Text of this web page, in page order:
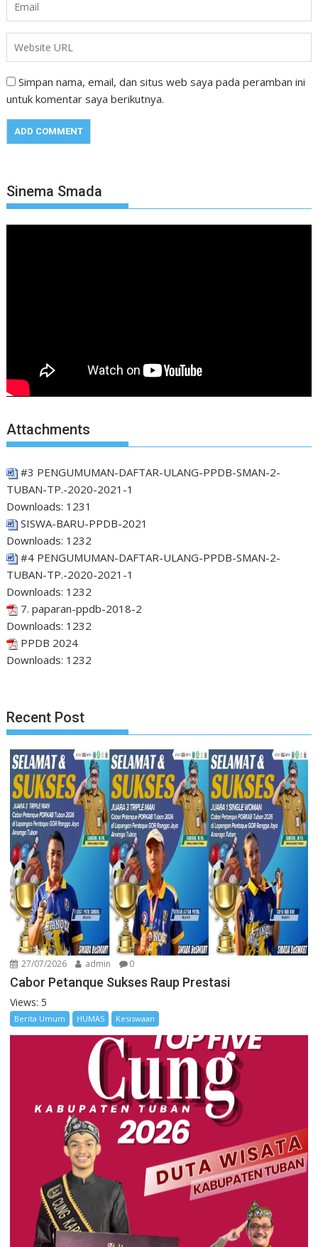
Simpan nama, email, dan situs web saya pada peramban ini
untuk komentar saya berikutnya.
Sinema Smada
Attachments
#3 PENGUMUMAN-DAFTAR-ULANG-PPDB-SMAN-2-
TUBAN-TP.-2020-2021-1
Downloads: 1231
SISWA-BARU-PPDB-2021
Downloads: 1232
#4 PENGUMUMAN-DAFTAR-ULANG-PPDB-SMAN-2-
TUBAN-TP.-2020-2021-1
Downloads: 1232
7. paparan-ppdb-2018-2
Downloads: 1232
PPDB 2024
Downloads: 1232
Recent Post
27/07/2026 admin 0
Cabor Petanque Sukses Raup Prestasi
Views: 5
Berita Umum HUMAS Kesiswaan